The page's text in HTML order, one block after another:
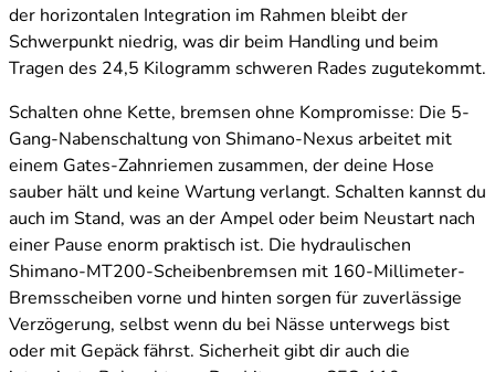
der horizontalen Integration im Rahmen bleibt der
Schwerpunkt niedrig, was dir beim Handling und beim
Tragen des 24,5 Kilogramm schweren Rades zugutekommt.
Schalten ohne Kette, bremsen ohne Kompromisse: Die 5-
Gang-Nabenschaltung von Shimano-Nexus arbeitet mit
einem Gates-Zahnriemen zusammen, der deine Hose
sauber hält und keine Wartung verlangt. Schalten kannst du
auch im Stand, was an der Ampel oder beim Neustart nach
einer Pause enorm praktisch ist. Die hydraulischen
Shimano-MT200-Scheibenbremsen mit 160-Millimeter-
Bremsscheiben vorne und hinten sorgen für zuverlässige
Verzögerung, selbst wenn du bei Nässe unterwegs bist
oder mit Gepäck fährst. Sicherheit gibt dir auch die